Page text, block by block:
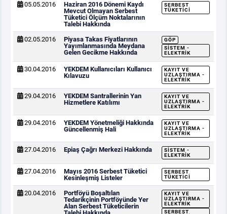
05.05.2016
Haziran 2016 Dönemi Kaydı
Mevcut Olmayan Serbest
Tüketici Ölçüm Noktalarının
Talebi Hakkında
SERBEST
TÜKETICI
02.05.2016
Piyasa Takas Fiyatlarının
Yayımlanmasında Meydana
Gelen Gecikme Hakkında
GÖP
SISTEM -
ELEKTRIK
30.04.2016
YEKDEM Kullanıcıları Kullanıcı
Kılavuzu
KAYIT VE
UZLAŞTIRMA -
ELEKTRIK
29.04.2016
YEKDEM Santrallerinin Yan
Hizmetlere Katılımı
KAYIT VE
UZLAŞTIRMA -
ELEKTRIK
29.04.2016
YEKDEM Yönetmeliği Hakkında
Güncellenmiş Hali
KAYIT VE
UZLAŞTIRMA -
ELEKTRIK
27.04.2016 Epiaş Çağrı Merkezi Hakkında
SISTEM -
ELEKTRIK
27.04.2016
Mayıs 2016 Serbest Tüketici
Kesinleşmiş Listeler
SERBEST
TÜKETICI
20.04.2016
Portföyü Boşaltılan
Tedarikçinin Portföyünde Yer
Alan Serbest Tüketicilerin
KAYIT VE
UZLAŞTIRMA -
ELEKTRIK
SERBEST